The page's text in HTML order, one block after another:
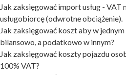
Jak zaksięgować import usług - VAT
usługobiorcę (odwrotne obciążenie).
Jak zaksięgować koszt aby w
bilansowo, a podatkowo w innym?
Jak zaksięgować koszty pojazdu
100% VAT?